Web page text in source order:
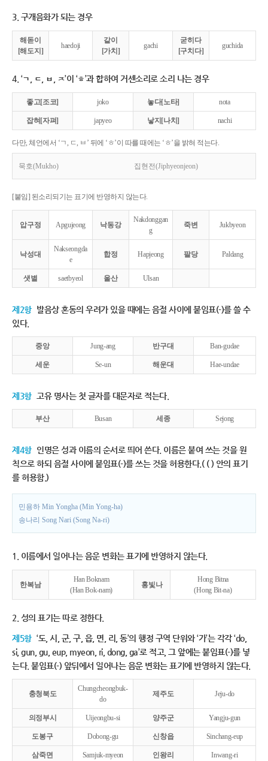
3. 구개음화가 되는 경우
해돋이
[해도지]
haedoji
같이
[가치]
gachi
굳히다
[구치다]
guchida
4. ‘ㄱ, ㄷ, ㅂ, ㅈ’이 ‘ㅎ’과 합하여 거센소리로 소리 나는 경우
좋고[조코] joko 놓다[노타] nota
잡혀[자펴] japyeo 낳지[나치] nachi
다만, 체언에서 ‘ㄱ, ㄷ, ㅂ’ 뒤에 ‘ㅎ’이 따를 때에는 ‘ㅎ’을 밝혀 적는다.
묵호(Mukho) 집현전(Jiphyeonjeon)
[붙임] 된소리되기는 표기에 반영하지 않는다.
압구정 Apgujeong 낙동강
Nakdonggan
g
죽변 Jukbyeon
낙성대
Nakseongda
e
합정 Hapjeong 팔당 Paldang
샛별 saetbyeol 울산 Ulsan
제2항 발음상 혼동의 우려가 있을 때에는 음절 사이에 붙임표(-)를 쓸 수
있다.
중앙 Jung-ang 반구대 Ban-gudae
세운 Se-un 해운대 Hae-undae
제3항 고유 명사는 첫 글자를 대문자로 적는다.
부산 Busan 세종 Sejong
제4항 인명은 성과 이름의 순서로 띄어 쓴다. 이름은 붙여 쓰는 것을 원
칙으로 하되 음절 사이에 붙임표(-)를 쓰는 것을 허용한다.( ( ) 안의 표기
를 허용함.)
민용하 Min Yongha (Min Yong-ha)
송나리 Song Nari (Song Na-ri)
1. 이름에서 일어나는 음운 변화는 표기에 반영하지 않는다.
한복남
Han Boknam
(Han Bok-nam)
홍빛나
Hong Bitna
(Hong Bit-na)
2. 성의 표기는 따로 정한다.
제5항 ‘도, 시, 군, 구, 읍, 면, 리, 동’의 행정 구역 단위와 ‘가’는 각각 ‘do,
si, gun, gu, eup, myeon, ri, dong, ga’로 적고, 그 앞에는 붙임표(-)를 넣
는다. 붙임표(-) 앞뒤에서 일어나는 음운 변화는 표기에 반영하지 않는다.
충청북도
Chungcheongbuk-
do
제주도 Jeju-do
의정부시 Uijeongbu-si 양주군 Yangju-gun
도봉구 Dobong-gu 신창읍 Sinchang-eup
삼죽면 Samjuk-myeon 인왕리 Inwang-ri